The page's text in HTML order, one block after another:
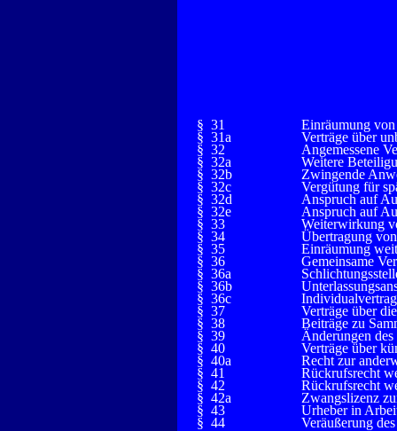
§ 31
Einräumung
§ 31a
Verträge über
§ 32
Angemessene
§ 32a
Weitere
§ 32b
Zwingende
§ 32c
Vergütung für
§ 32d
Anspruch auf
§ 32e
Anspruch auf
§ 33
Weiterwirkung
§ 34
Übertragung
§ 35
Einräumung
§ 36
Gemeinsame
§ 36a
§ 36b
§ 36c
§ 37
Verträge über
§ 38
Beiträge zu
§ 39
Änderungen des
§ 40
Verträge über
§ 40a
Recht zur
§ 41
Rückrufsrecht
§ 42
Rückrufsrecht
§ 42a
Zwangslizenz
§ 43
Urheber in
§ 44
Veräußerung